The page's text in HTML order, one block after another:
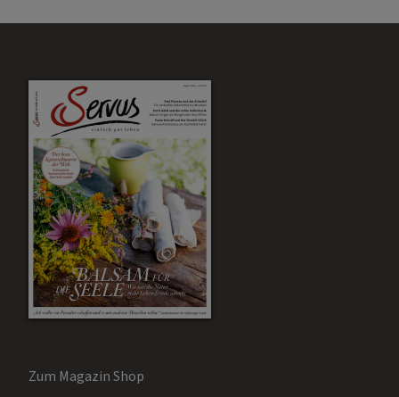
Zum Magazin Shop